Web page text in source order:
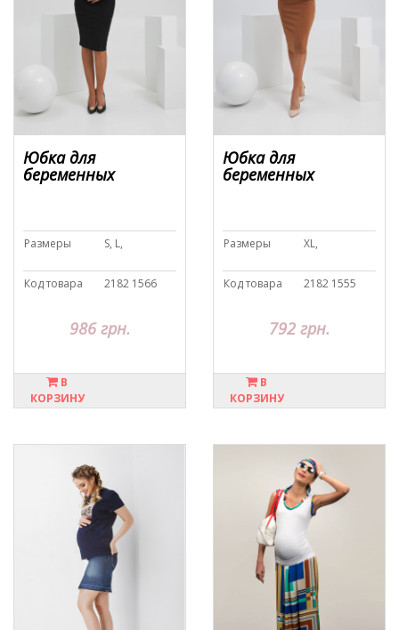
Юбка для
беременных
Размеры S, L,
Код товара 2182 1566
986 грн.
В
КОРЗИНУ
Юбка для
беременных
Размеры XL,
Код товара 2182 1555
792 грн.
В
КОРЗИНУ